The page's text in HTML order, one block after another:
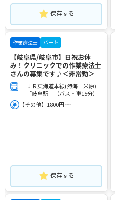
保存する
作業療法士 パート
【岐阜県/岐阜市】日祝お休
み！クリニックでの作業療法士
さんの募集です♪＜非常勤＞
ＪＲ東海道本線(熱海－米原)
「岐阜駅」（バス・車15分）
【その他】1800円 ～
保存する